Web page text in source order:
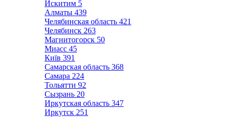
Искитим 5
Алматы 439
Челябинская область 421
Челябинск 263
Магнитогорск 50
Миасс 45
Київ 391
Самарская область 368
Самара 224
Тольятти 92
Сызрань 20
Иркутская область 347
Иркутск 251